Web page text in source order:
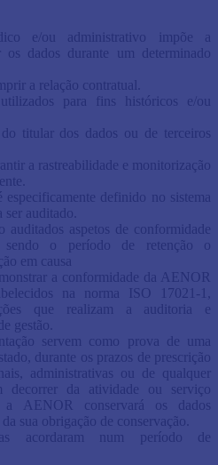
e/ou administrativo impõe a
os dados durante um determinado
a relação contratual.
para fins históricos e/ou
titular dos dados ou de terceiros
a rastreabilidade e monitorização
definido no sistema
auditado.
auditados aspetos de conformidade
sendo o período de retenção o
em causa
a conformidade da AENOR
na norma ISO 17021-1,
que realizam a auditoria e
gestão.
servem como prova de uma
durante os prazos de prescrição
administrativas ou de qualquer
decorrer da atividade ou serviço
a AENOR conservará os dados
sua obrigação de conservação.
acordaram num período de